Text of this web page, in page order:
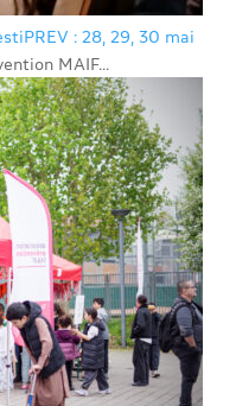
: 28, 29, 30 mai
MAIF...